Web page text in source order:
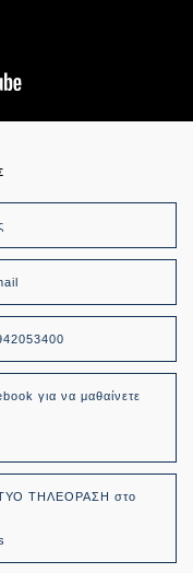
για να μαθαίνετε
ΤΗΛΕΟΡΑΣΗ στο